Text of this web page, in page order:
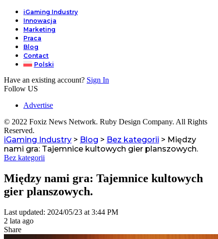
iGaming Industry
Innowacja
Marketing
Praca
Blog
Contact
Polski
Have an existing account? Sign In
Follow US
Advertise
© 2022 Foxiz News Network. Ruby Design Company. All Rights
Reserved.
iGaming Industry > Blog > Bez kategorii > Między
nami gra: Tajemnice kultowych gier planszowych.
Bez kategorii
Między nami gra: Tajemnice kultowych
gier planszowych.
Last updated: 2024/05/23 at 3:44 PM
2 lata ago
Share